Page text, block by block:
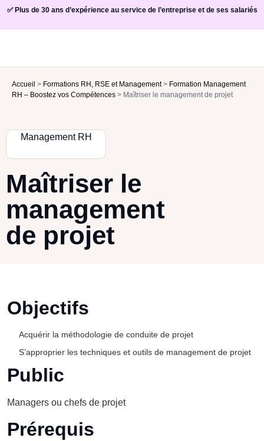
✅ Plus de 30 ans d’expérience au service de l’entreprise et de ses salariés
Accueil > Formations RH, RSE et Management> Formation Management
RH – Boostez vos Compétences > Maîtriser le management de projet
Management RH
Maîtriser le
management
de projet
Objectifs
Acquérir la méthodologie de conduite de projet
S’approprier les techniques et outils de management de projet
Public
Managers ou chefs de projet
Prérequis